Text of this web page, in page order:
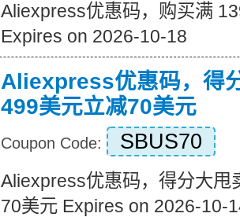
Aliexpress优惠码，购买满
Expires on 2026-10-18
Aliexpress优惠码，得
499美元立减70美元
Coupon Code: SBUS70
Aliexpress优惠码，得分大甩
70美元 Expires on 2026-10-